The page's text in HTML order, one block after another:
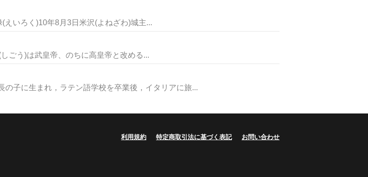
いろく)10年8月3日米沢(よねざわ)城主...
ごう)は武皇帝、のちに高皇帝と改める...
子に生まれ，ラテン語学校を卒業後，イタリアに旅...
利用規約 特定商取引法に基づく表記 お問い合わせ